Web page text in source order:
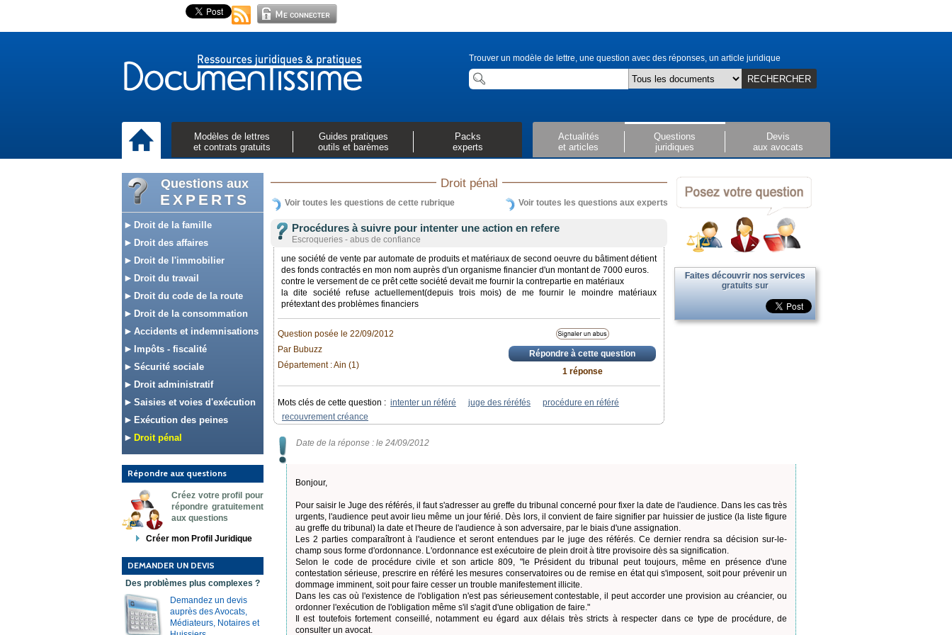
Trouver un modèle de lettre, une question avec des réponses, un article juridique
RECHERCHER
Modèles de lettres
et contrats gratuits
Guides pratiques
outils et barèmes
Packs
experts
Actualités
et articles
Questions
juridiques
Devis
aux avocats
Questions aux
EXPERTS
Droit de la famille
Droit des affaires
Droit de l'immobilier
Droit du travail
Droit du code de la route
Droit de la consommation
Accidents et indemnisations
Impôts - fiscalité
Sécurité sociale
Droit administratif
Saisies et voies d'exécution
Exécution des peines
Droit pénal
Répondre aux questions
Créez votre profil pour
répondre gratuitement
aux questions
Créer mon Profil Juridique
DEMANDER UN DEVIS
Des problèmes plus complexes ?
Demandez un devis
auprès des Avocats,
Médiateurs, Notaires et
Droit pénal
Voir toutes les questions de cette rubrique Voir toutes les questions aux experts
Procédures à suivre pour intenter une action en refere
Escroqueries - abus de confiance
une société de vente par automate de produits et matériaux de second oeuvre du bâtiment détient
des fonds contractés en mon nom auprès d'un organisme financier d'un montant de 7000 euros.
contre le versement de ce prêt cette société devait me fournir la contrepartie en matériaux
la dite société refuse actuellement(depuis trois mois) de me fournir le moindre matériaux
prétextant des problèmes financiers
Question posée le 22/09/2012
Par Bubuzz
Département : Ain (1)
Répondre à cette question
1 réponse
Mots clés de cette question : intenter un référé juge des réréfés
procédure en référé
recouvrement créance
Date de la réponse : le 24/09/2012
Bonjour,
Pour saisir le Juge des référés, il faut s'adresser au greffe du tribunal concerné pour fixer la date de l'audience. Dans les cas très
urgents, l'audience peut avoir lieu même un jour férié. Dès lors, il convient de faire signifier par huissier de justice (la liste figure
au greffe du tribunal) la date et l'heure de l'audience à son adversaire, par le biais d'une assignation.
Les 2 parties comparaîtront à l'audience et seront entendues par le juge des référés. Ce dernier rendra sa décision sur-le-
champ sous forme d'ordonnance. L'ordonnance est exécutoire de plein droit à titre provisoire dès sa signification.
Selon le code de procédure civile et son article 809, "le Président du tribunal peut toujours, même en présence d'une
contestation sérieuse, prescrire en référé les mesures conservatoires ou de remise en état qui s'imposent, soit pour prévenir un
dommage imminent, soit pour faire cesser un trouble manifestement illicite.
Dans les cas où l'existence de l'obligation n'est pas sérieusement contestable, il peut accorder une provision au créancier, ou
ordonner l'exécution de l'obligation même s'il s'agit d'une obligation de faire."
Il est toutefois fortement conseillé, notamment eu égard aux délais très stricts à respecter dans ce type de procédure, de
consulter un avocat.
Faites découvrir nos services
gratuits sur